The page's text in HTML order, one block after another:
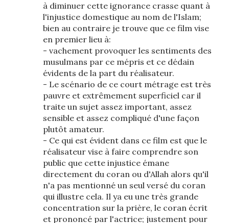
à diminuer cette ignorance crasse quant à
l'injustice domestique au nom de l'Islam;
bien au contraire je trouve que ce film vise
en premier lieu à:
- vachement provoquer les sentiments des
musulmans par ce mépris et ce dédain
évidents de la part du réalisateur.
- Le scénario de ce court métrage est très
pauvre et extrêmement superficiel car il
traite un sujet assez important, assez
sensible et assez compliqué d'une façon
plutôt amateur.
- Ce qui est évident dans ce film est que le
réalisateur vise à faire comprendre son
public que cette injustice émane
directement du coran ou d'Allah alors qu'il
n'a pas mentionné un seul versé du coran
qui illustre cela. Il ya eu une très grande
concentration sur la prière, le coran écrit
et prononcé par l'actrice; justement pour